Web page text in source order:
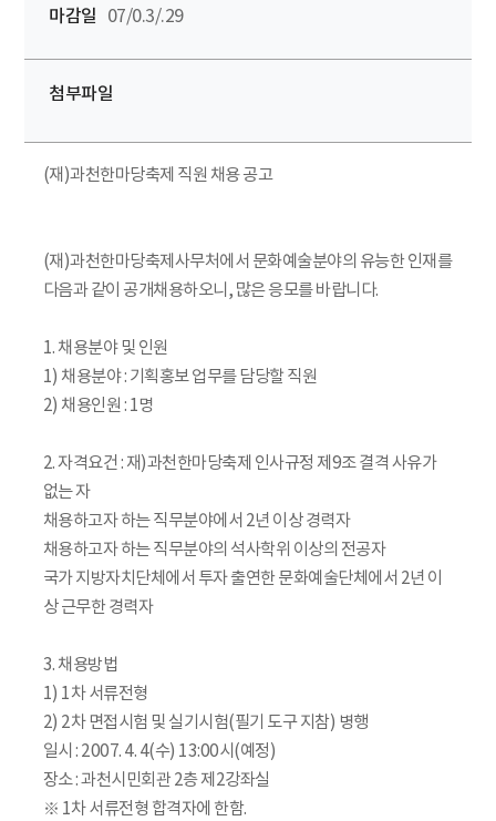
마감일
07/0.3/.29
첨부파일
(재)과천한마당축제 직원 채용 공고
(재)과천한마당축제사무처에서 문화예술분야의 유능한 인재를
다음과 같이 공개채용하오니, 많은 응모를 바랍니다.
1. 채용분야 및 인원
1) 채용분야 : 기획홍보 업무를 담당할 직원
2) 채용인원 : 1명
2. 자격요건 : 재)과천한마당축제 인사규정 제9조 결격 사유가
없는 자
채용하고자 하는 직무분야에서 2년 이상 경력자
채용하고자 하는 직무분야의 석사학위 이상의 전공자
국가 지방자치단체에서 투자 출연한 문화예술단체에서 2년 이
상 근무한 경력자
3. 채용방법
1) 1차 서류전형
2) 2차 면접시험 및 실기시험(필기 도구 지참) 병행
일시 : 2007. 4. 4(수) 13:00시(예정)
장소 : 과천시민회관 2층 제2강좌실
※ 1차 서류전형 합격자에 한함.